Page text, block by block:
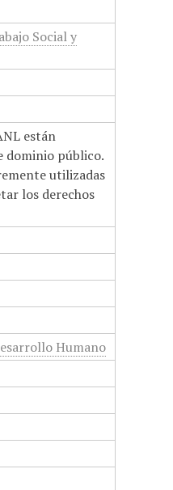
Social y
están
dominio público.
utilizadas
los derechos
Humano